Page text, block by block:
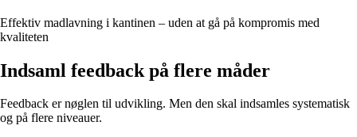
Effektiv madlavning i kantinen – uden at gå på kompromis med
kvaliteten
Indsaml feedback på flere måder
Feedback er nøglen til udvikling. Men den skal indsamles systematisk
og på flere niveauer.